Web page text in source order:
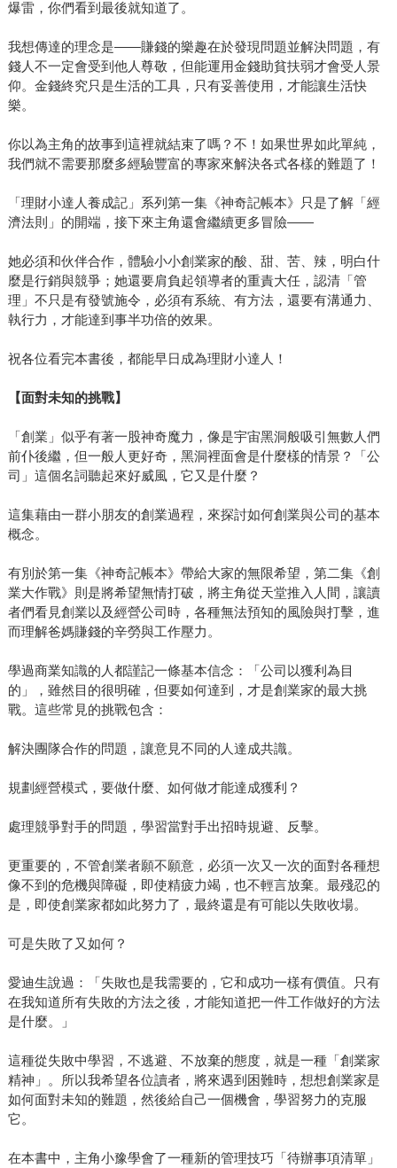
爆雷，你們看到最後就知道了。
我想傳達的理念是——賺錢的樂趣在於發現問題並解決問題，有
錢人不一定會受到他人尊敬，但能運用金錢助貧扶弱才會受人景
仰。金錢終究只是生活的工具，只有妥善使用，才能讓生活快
樂。
你以為主角的故事到這裡就結束了嗎？不！如果世界如此單純，
我們就不需要那麼多經驗豐富的專家來解決各式各樣的難題了！
「理財小達人養成記」系列第一集《神奇記帳本》只是了解「經
濟法則」的開端，接下來主角還會繼續更多冒險——
她必須和伙伴合作，體驗小小創業家的酸、甜、苦、辣，明白什
麼是行銷與競爭；她還要肩負起領導者的重責大任，認清「管
理」不只是有發號施令，必須有系統、有方法，還要有溝通力、
執行力，才能達到事半功倍的效果。
祝各位看完本書後，都能早日成為理財小達人！
【面對未知的挑戰】
「創業」似乎有著一股神奇魔力，像是宇宙黑洞般吸引無數人們
前仆後繼，但一般人更好奇，黑洞裡面會是什麼樣的情景？「公
司」這個名詞聽起來好威風，它又是什麼？
這集藉由一群小朋友的創業過程，來探討如何創業與公司的基本
概念。
有別於第一集《神奇記帳本》帶給大家的無限希望，第二集《創
業大作戰》則是將希望無情打破，將主角從天堂推入人間，讓讀
者們看見創業以及經營公司時，各種無法預知的風險與打擊，進
而理解爸媽賺錢的辛勞與工作壓力。
學過商業知識的人都謹記一條基本信念：「公司以獲利為目
的」，雖然目的很明確，但要如何達到，才是創業家的最大挑
戰。這些常見的挑戰包含：
解決團隊合作的問題，讓意見不同的人達成共識。
規劃經營模式，要做什麼、如何做才能達成獲利？
處理競爭對手的問題，學習當對手出招時規避、反擊。
更重要的，不管創業者願不願意，必須一次又一次的面對各種想
像不到的危機與障礙，即使精疲力竭，也不輕言放棄。最殘忍的
是，即使創業家都如此努力了，最終還是有可能以失敗收場。
可是失敗了又如何？
愛迪生說過：「失敗也是我需要的，它和成功一樣有價值。只有
在我知道所有失敗的方法之後，才能知道把一件工作做好的方法
是什麼。」
這種從失敗中學習，不逃避、不放棄的態度，就是一種「創業家
精神」。所以我希望各位讀者，將來遇到困難時，想想創業家是
如何面對未知的難題，然後給自己一個機會，學習努力的克服
它。
在本書中，主角小豫學會了一種新的管理技巧「待辦事項清單」